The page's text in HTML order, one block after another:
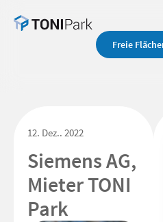
Freie
12. Dez.. 2022
Siemens AG,
Mieter TONI
Park